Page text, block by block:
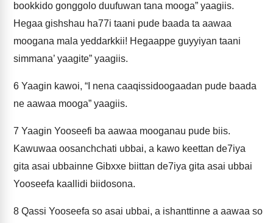
bookkido gonggolo duufuwan tana mooga” yaagiis.
Hegaa gishshau ha77i taani pude baada ta aawaa
moogana mala yeddarkkii! Hegaappe guyyiyan taani
simmana’ yaagite” yaagiis.
6 Yaagin kawoi, “I nena caaqissidoogaadan pude baada
ne aawaa mooga” yaagiis.
7 Yaagin Yooseefi ba aawaa mooganau pude biis.
Kawuwaa oosanchchati ubbai, a kawo keettan de7iya
gita asai ubbainne Gibxxe biittan de7iya gita asai ubbai
Yooseefa kaallidi biidosona.
8 Qassi Yooseefa so asai ubbai, a ishanttinne a aawaa so